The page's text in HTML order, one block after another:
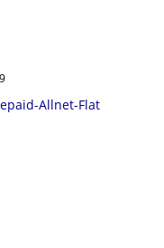
Allnet-Flat